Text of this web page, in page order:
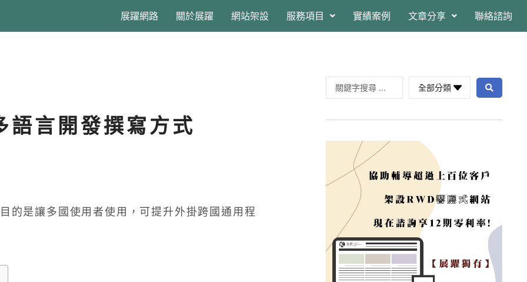
展躍網路 關於展躍 網站架設 服務項目 實績案例 文章分享 聯絡諮詢
言開發撰寫方式
的是讓多國使用者使用，可提升外掛跨國通用程
全部分類